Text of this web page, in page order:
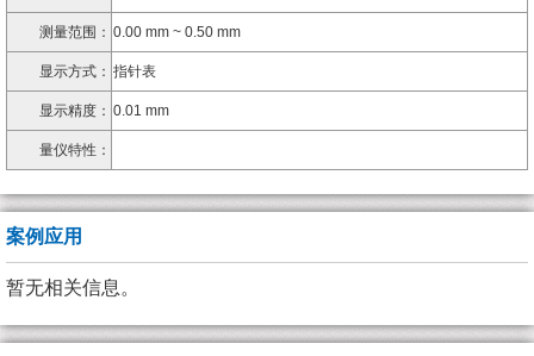
测量范围： 0.00 mm ~ 0.50 mm
显示方式： 指针表
显示精度： 0.01 mm
量仪特性：
案例应用
暂无相关信息。